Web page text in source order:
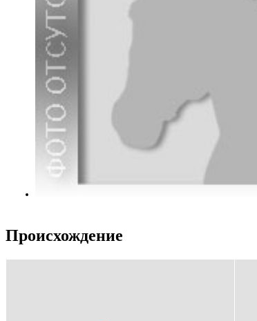
Происхождение